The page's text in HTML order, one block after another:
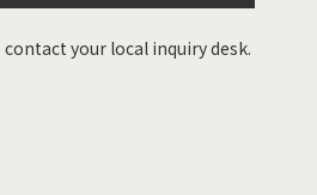
your local inquiry desk.